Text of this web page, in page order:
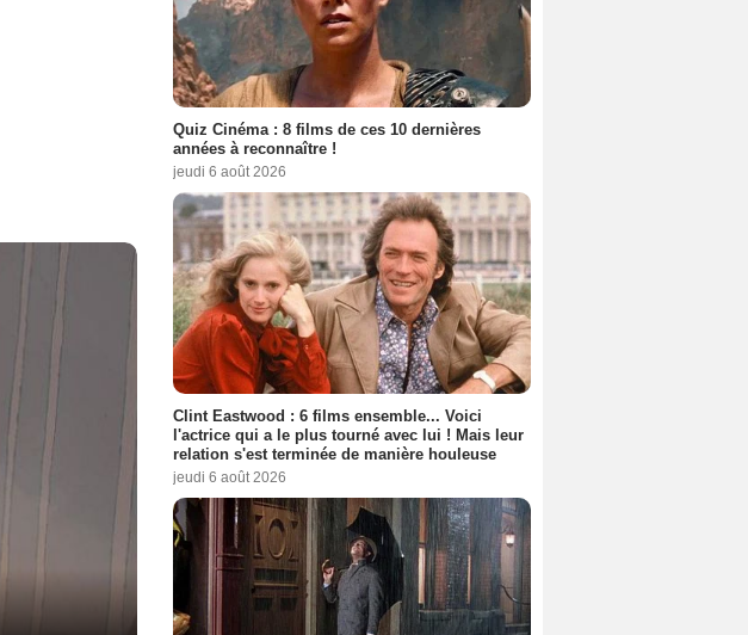
Quiz Cinéma : 8 films de ces 10 dernières
années à reconnaître !
jeudi 6 août 2026
Clint Eastwood : 6 films ensemble... Voici
l'actrice qui a le plus tourné avec lui ! Mais leur
relation s'est terminée de manière houleuse
jeudi 6 août 2026